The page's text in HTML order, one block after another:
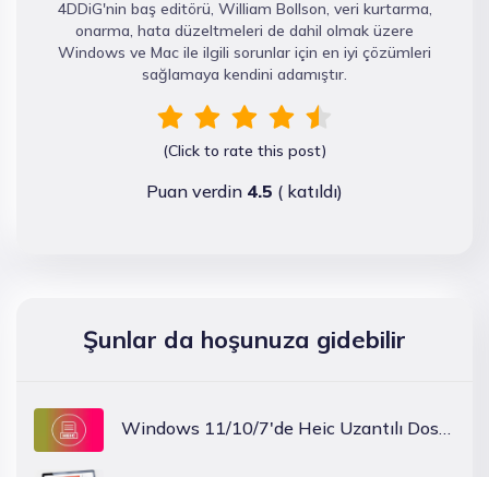
4DDiG'nin baş editörü, William Bollson, veri kurtarma,
onarma, hata düzeltmeleri de dahil olmak üzere
Windows ve Mac ile ilgili sorunlar için en iyi çözümleri
sağlamaya kendini adamıştır.
(Click to rate this post)
Puan verdin 4.5 ( katıldı)
Şunlar da hoşunuza gidebilir
Windows 11/10/7'de Heic Uzantılı Dosya Açma İçin Hızlı Düzeltme